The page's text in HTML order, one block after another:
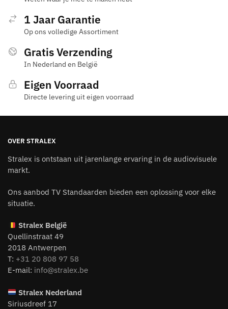
1 Jaar Garantie
Op ons volledige Assortiment
Gratis Verzending
In Nederland en België
Eigen Voorraad
Directe levering uit eigen voorraad
OVER STRALEX
Stralex is ontstaan uit jarenlange ervaring in de audiovisuele
markt.
Ons aanbod TV Standaarden bieden een oplossing voor elke
situatie.
Stralex België
Quellinstraat 49
2018 Antwerpen
T: +31 20 808 97 58
E-mail: info@stralex.be
Stralex Nederland
Siriusdreef 17